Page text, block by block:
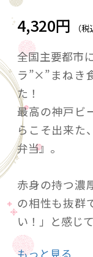
4,320円 （税
全国主要都市
ラ”×”まねき
た！
最高の神戸ビ
らこそ出来た
弁当』。
赤身の持つ濃
の相性も抜群
い！」と感じ
もっと見る